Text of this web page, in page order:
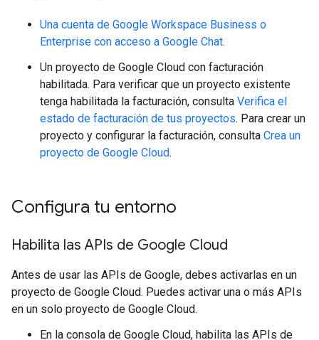
Una cuenta de Google Workspace Business o
Enterprise con acceso a Google Chat.
Un proyecto de Google Cloud con facturación
habilitada. Para verificar que un proyecto existente
tenga habilitada la facturación, consulta Verifica el
estado de facturación de tus proyectos. Para crear un
proyecto y configurar la facturación, consulta Crea un
proyecto de Google Cloud.
Configura tu entorno
Habilita las APIs de Google Cloud
Antes de usar las APIs de Google, debes activarlas en un
proyecto de Google Cloud. Puedes activar una o más APIs
en un solo proyecto de Google Cloud.
En la consola de Google Cloud, habilita las APIs de